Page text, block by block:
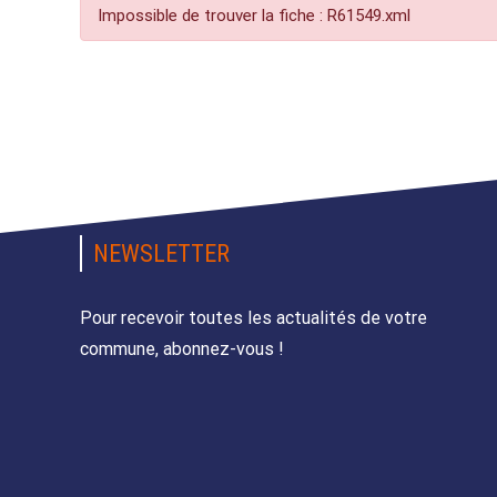
Impossible de trouver la fiche : R61549.xml
NEWSLETTER
Pour recevoir toutes les actualités de votre
commune, abonnez-vous !